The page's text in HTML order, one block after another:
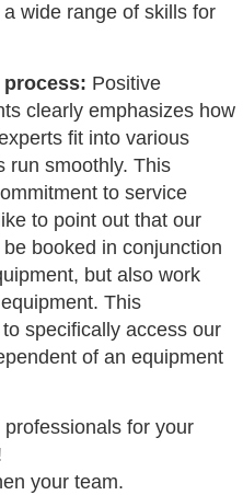
wide range of skills for
Positive
clearly emphasizes how
fit into various
run smoothly. This
to service
to point out that our
booked in conjunction
but also work
This
specifically access our
of an equipment
for your
your team.